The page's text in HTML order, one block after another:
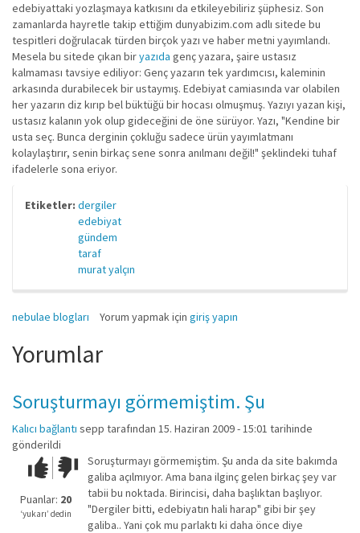
edebiyattaki yozlaşmaya katkısını da etkileyebiliriz şüphesiz. Son
zamanlarda hayretle takip ettiğim dunyabizim.com adlı sitede bu
tespitleri doğrulacak türden birçok yazı ve haber metni yayımlandı.
Mesela bu sitede çıkan biryazıda genç yazara, şaire ustasız
kalmaması tavsiye ediliyor: Genç yazarın tek yardımcısı, kaleminin
arkasında durabilecek bir ustaymış. Edebiyat camiasında var olabilen
her yazarın diz kırıp bel büktüğü bir hocası olmuşmuş. Yazıyı yazan kişi,
ustasız kalanın yok olup gideceğini de öne sürüyor. Yazı, "Kendine bir
usta seç. Bunca derginin çokluğu sadece ürün yayımlatmanı
kolaylaştırır, senin birkaç sene sonra anılmanı değil!" şeklindeki tuhaf
ifadelerle sona eriyor.
Etiketler: dergiler
edebiyat
gündem
taraf
murat yalçın
nebulae blogları Yorum yapmak için giriş yapın
Yorumlar
Soruşturmayı görmemiştim. Şu
Kalıcı bağlantı sepp tarafından 15. Haziran 2009 - 15:01 tarihinde
gönderildi
Çok iyi!O
kadar
iyi
değil!
Puanlar: 20
‘yukarı’ dedin
Soruşturmayı görmemiştim. Şu anda da site bakımda
galiba açılmıyor. Ama bana ilginç gelen birkaç şey var
tabii bu noktada. Birincisi, daha başlıktan başlıyor.
"Dergiler bitti, edebiyatın hali harap" gibi bir şey
galiba.. Yani çok mu parlaktı ki daha önce diye